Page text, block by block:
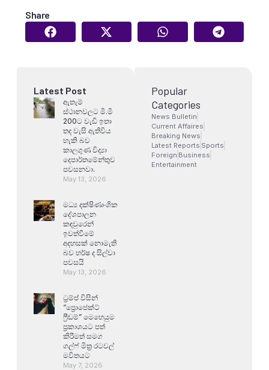
Share
Latest Post
ඇතැම්
ස්ථානවලට මි.මි
200ට වැඩි ඉතා
තද වැසි ඇතිවිය
හැකි බව
කාලගුණ විද්‍යා
දෙපාර්තමේන්තුව
පවසනවා.
May 13, 2026
මධ්‍ය දක්ෂිණාංශික
දේශපාලන
කඳවුරෙන්
ඉවත්වීමේ
අදහසක් නොමැති
බව හර්ෂ ද සිල්වා
පවසයි
May 13, 2026
ට්‍රම්ප් විසින්
“ප්‍රොජෙක්ට්
ෆ්‍රීඩම්” මෙහෙයුම
ප්‍රකාශයට පත්
කිරීමත් සමග
ගල්ෆ් මිත්‍ර රටවල්
මවිතයට
May 7, 2026
Popular
Categories
News Bulletin
Current Affaires
Breaking News
Latest Reports Sports
Foreign Business
Entertainment